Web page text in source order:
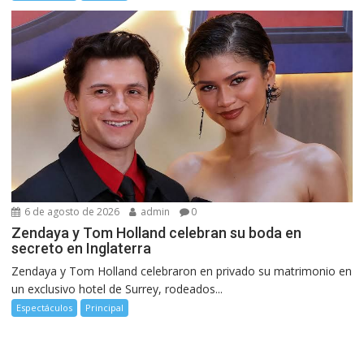
6 de agosto de 2026 admin 0
Zendaya y Tom Holland celebran su boda en
secreto en Inglaterra
Zendaya y Tom Holland celebraron en privado su matrimonio en
un exclusivo hotel de Surrey, rodeados...
Espectáculos Principal